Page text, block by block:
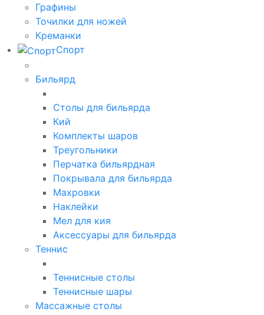
Графины
Точилки для ножей
Креманки
Спорт
Бильярд
Столы для бильярда
Кий
Комплекты шаров
Треугольники
Перчатка бильярдная
Покрывала для бильярда
Махровки
Наклейки
Мел для кия
Аксессуары для бильярда
Теннис
Теннисные столы
Теннисные шары
Массажные столы